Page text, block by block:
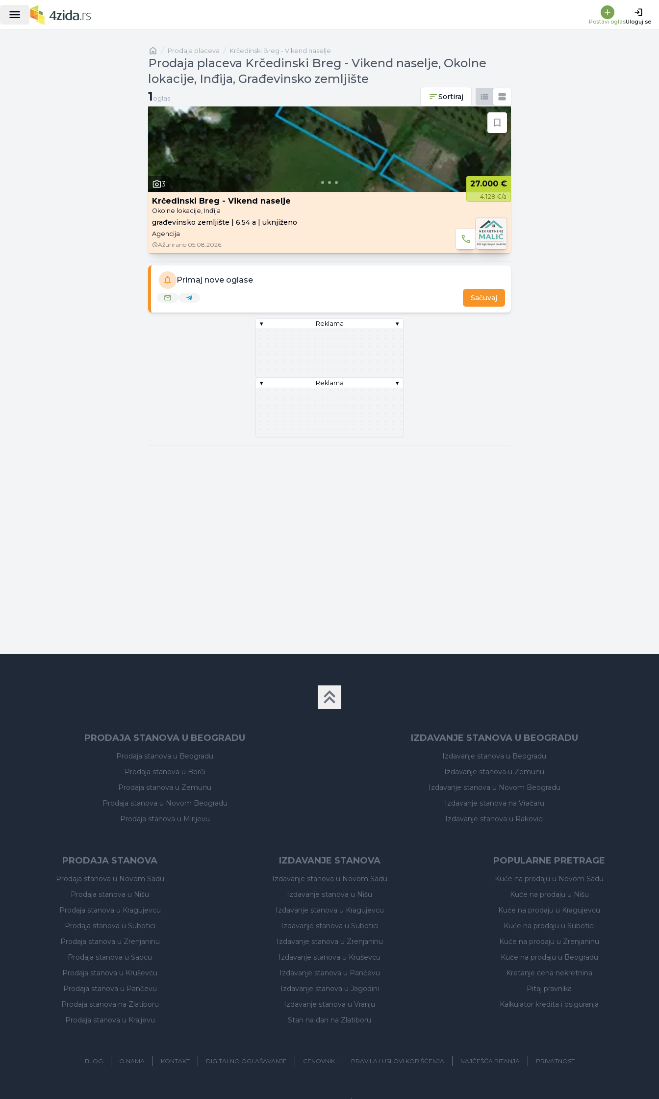
Postavi oglasUloguj se
Naslovnaprodaja placeva Krčedinski Breg - Vikend naselje
Prodaja placeva Krčedinski Breg - Vikend naselje, Okolne
lokacije, Inđija, Građevinsko zemljište
1 oglas
1 oglas Sortiraj
3 27.000 €
4.128 €/a
Krčedinski Breg - Vikend naselje
Okolne lokacije, Inđija
građevinsko zemljište | 6.54 a | uknjiženo
Agencija
Ažurirano 05.08.2026.
Primaj nove oglase
Sačuvaj
▾ Reklama ▾
▾ Reklama ▾
PRODAJA STANOVA U BEOGRADU
Prodaja stanova u Beogradu
Prodaja stanova u Borči
Prodaja stanova u Zemunu
Prodaja stanova u Novom Beogradu
Prodaja stanova u Mirijevu
IZDAVANJE STANOVA U BEOGRADU
Izdavanje stanova u Beogradu
Izdavanje stanova u Zemunu
Izdavanje stanova u Novom Beogradu
Izdavanje stanova na Vračaru
Izdavanje stanova u Rakovici
PRODAJA STANOVA
Prodaja stanova u Novom Sadu
Prodaja stanova u Nišu
Prodaja stanova u Kragujevcu
Prodaja stanova u Subotici
Prodaja stanova u Zrenjaninu
Prodaja stanova u Šapcu
Prodaja stanova u Kruševcu
Prodaja stanova u Pančevu
Prodaja stanova na Zlatiboru
Prodaja stanova u Kraljevu
IZDAVANJE STANOVA
Izdavanje stanova u Novom Sadu
Izdavanje stanova u Nišu
Izdavanje stanova u Kragujevcu
Izdavanje stanova u Subotici
Izdavanje stanova u Zrenjaninu
Izdavanje stanova u Kruševcu
Izdavanje stanova u Pančevu
Izdavanje stanova u Jagodini
Izdavanje stanova u Vranju
Stan na dan na Zlatiboru
POPULARNE PRETRAGE
Kuće na prodaju u Novom Sadu
Kuće na prodaju u Nišu
Kuće na prodaju u Kragujevcu
Kuće na prodaju u Subotici
Kuće na prodaju u Zrenjaninu
Kuće na prodaju u Beogradu
Kretanje cena nekretnina
Pitaj pravnika
Kalkulator kredita i osiguranja
BLOG O NAMA KONTAKT DIGITALNO OGLAŠAVANJE CENOVNIK PRAVILA I USLOVI KORIŠĆENJA NAJČEŠĆA PITANJA PRIVATNOST